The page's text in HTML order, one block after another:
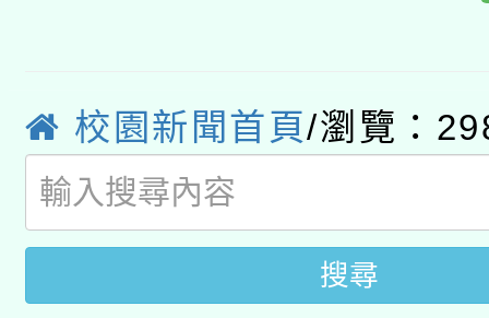
用水績優單位及節水達
動」
桃園市孔廟祈福系列
開 智慧啟航」
2026年桃園地景藝術
校園新聞首頁/瀏覽：
搜尋